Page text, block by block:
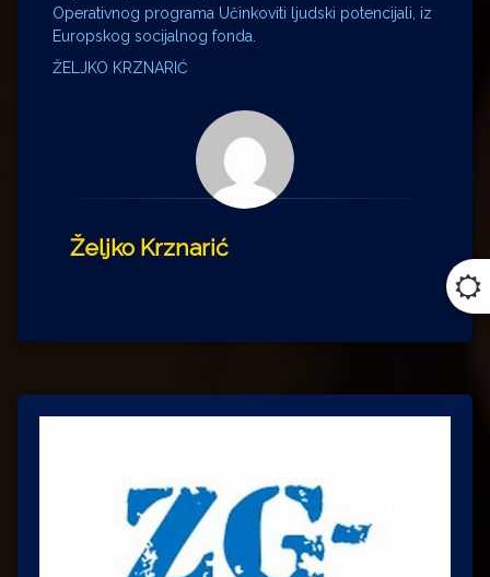
Operativnog programa Učinkoviti ljudski potencijali, iz
Europskog socijalnog fonda.
ŽELJKO KRZNARIĆ
Željko Krznarić